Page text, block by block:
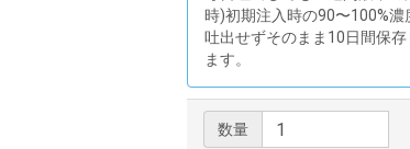
時)初期注入時の90〜100%濃
吐出せずそのまま10日間保
ます。
数量